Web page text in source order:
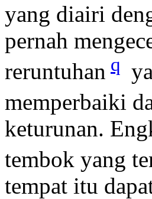
yang diairi
pernah
reruntuhan q
memperbaiki
keturunan.
tembok yang
tempat itu